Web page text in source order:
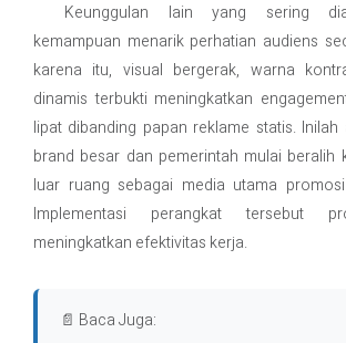
Keunggulan lain yang sering
kemampuan menarik perhatian audiens
karena itu, visual bergerak, warna
dinamis terbukti meningkatkan
lipat dibanding papan reklame statis. Inilah
brand besar dan pemerintah mulai beralih
luar ruang sebagai media utama
Implementasi perangkat tersebut
meningkatkan efektivitas kerja.
📄 Baca Juga: